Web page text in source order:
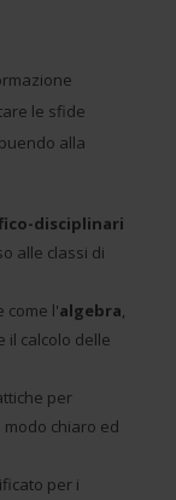
le sfide
alla
disciplinari
alle classi di
come l'algebra,
il calcolo delle
per
chiaro ed
per i